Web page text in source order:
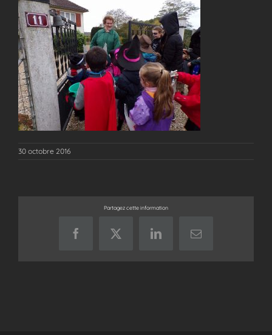
30 octobre 2016
Partagez cette information
FacebookX LinkedInEmail